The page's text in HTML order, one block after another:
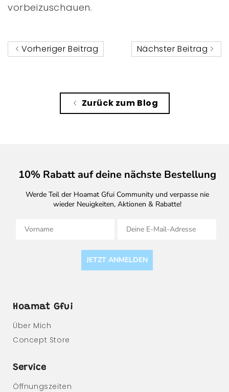
vorbeizuschauen.
Vorheriger Beitrag Nächster Beitrag
Zurück zum Blog
10% Rabatt auf deine nächste Bestellung
Werde Teil der Hoamat Gfui Community und verpasse nie
wieder Neuigkeiten, Aktionen & Rabatte!
JETZT ANMELDEN
Hoamat Gfui
Über Mich
Concept Store
Service
Öffnungszeiten